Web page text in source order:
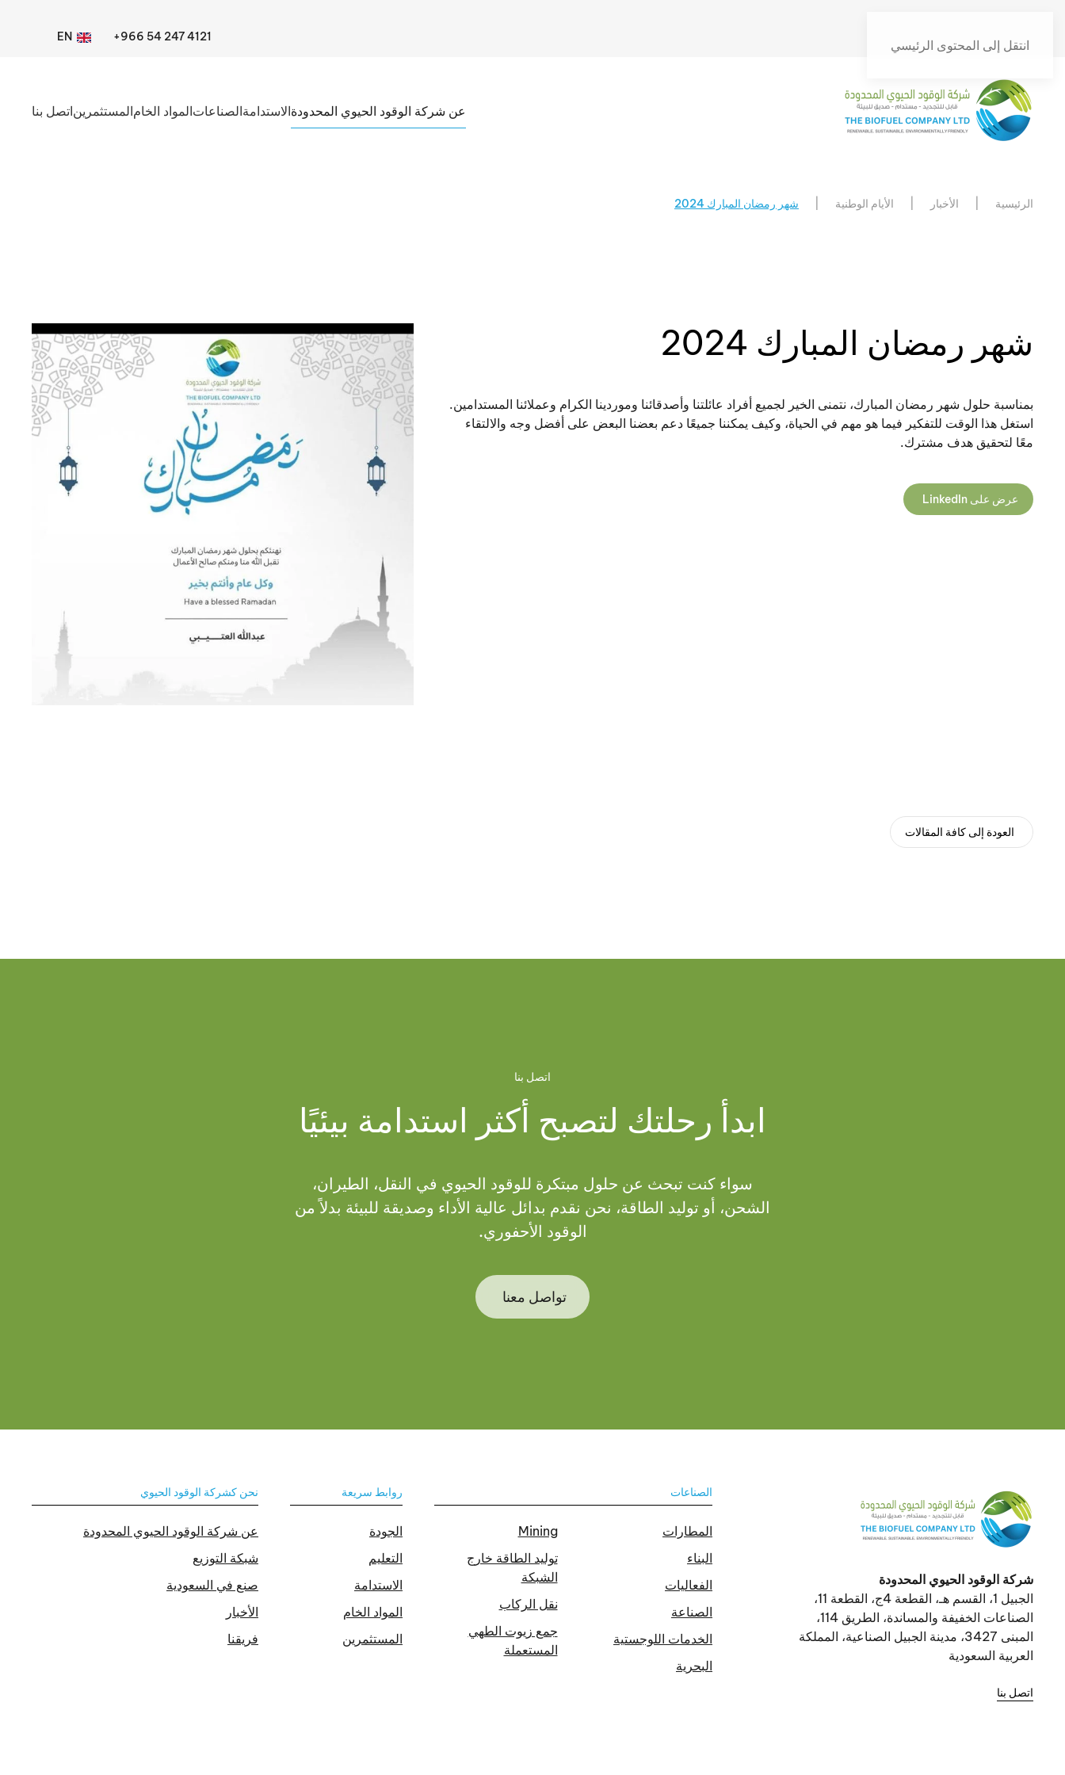
انتقل إلى المحتوى الرئيسي
+966 54 247 4121
EN
عن شركة الوقود الحيوي المحدودةالاستدامةالصناعاتالمواد الخامالمستثمريناتصل بنا
الرئيسية الأخبار الأيام الوطنية شهر رمضان المبارك 2024
شهر رمضان المبارك 2024
بمناسبة حلول شهر رمضان المبارك، نتمنى الخير لجميع أفراد عائلتنا وأصدقائنا وموردينا الكرام وعملائنا المستدامين.
استغل هذا الوقت للتفكير فيما هو مهم في الحياة، وكيف يمكننا جميعًا دعم بعضنا البعض على أفضل وجه والالتقاء
معًا لتحقيق هدف مشترك.
عرض على LinkedIn
العودة إلى كافة المقالات
اتصل بنا
ابدأ رحلتك لتصبح أكثر استدامة بيئيًا
سواء كنت تبحث عن حلول مبتكرة للوقود الحيوي في النقل، الطيران،
الشحن، أو توليد الطاقة، نحن نقدم بدائل عالية الأداء وصديقة للبيئة بدلاً من
الوقود الأحفوري.
تواصل معنا
شركة الوقود الحيوي المحدودة
الجبيل 1، القسم هـ، القطعة 4ج، القطعة 11،
الصناعات الخفيفة والمساندة، الطريق 114،
المبنى 3427، مدينة الجبيل الصناعية، المملكة
العربية السعودية
اتصل بنا
الصناعات
المطارات
البناء
الفعاليات
الصناعة
الخدمات اللوجستية
البحرية
Mining
توليد الطاقة خارج
الشبكة
نقل الركاب
جمع زيوت الطهي
المستعملة
روابط سريعة
الجودة
التعليم
الاستدامة
المواد الخام
المستثمرين
نحن كشركة الوقود الحيوي
عن شركة الوقود الحيوي المحدودة
شبكة التوزيع
صنع في السعودية
الأخبار
فريقنا